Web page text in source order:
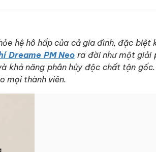
hệ hô hấp của cả gia đình, đặc
Dreame PM Neo ra đời như một giải
khả năng phân hủy độc chất tận
mọi thành viên.